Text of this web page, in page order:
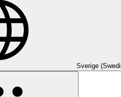
Sverige